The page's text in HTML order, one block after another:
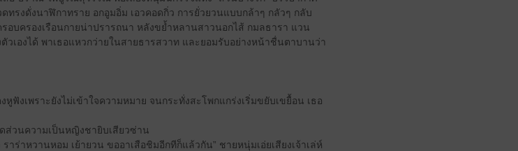
รงดั่งนาฬิกาทราย อกอูมอิ่ม เอวคอดกิ่ว การยั่วยวนแบบกล้าๆ กลัวๆ กลับ
อบครองเรือนกายน่าปรารถนา หลังขย้ำหลานสาวนอกไส้ กมลธารา แวน
เองได้ พาเธอแหวกว่ายในสายธารสวาท และยอมรับอย่างหน้าชื่นตาบานว่า
หูฟังเพราะยังไม่เข้าใจความหมาย จนกระทั่งสะโพกแกร่งเริ่มขยับเขยื้อน เธอ
ดส่วนความเป็นหญิงชายิบเสียวซ่าน
ร่าหวานหอม เย้ายวน ขออาเสือชิมอีกทีก็แล้วกัน” ชายหนุ่มเอ่ยเสียงเจ้าเล่ห์